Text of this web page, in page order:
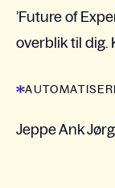
’Future of
overblik til dig.
Jeppe Ank